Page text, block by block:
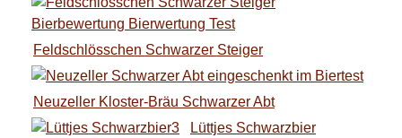
Feldschlösschen Schwarzer Steiger
Neuzeller Kloster-Bräu Schwarzer Abt
Lüttjes Schwarzbier